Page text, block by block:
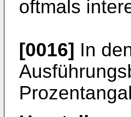
oftmals
[0016] In